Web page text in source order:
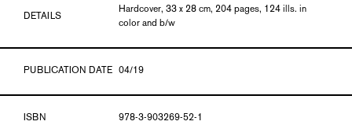
DETAILS
Hardcover, 33 x 28 cm, 204 pages, 124 ills. in
color and b/w
PUBLICATION DATE 04/19
ISBN 978-3-903269-52-1